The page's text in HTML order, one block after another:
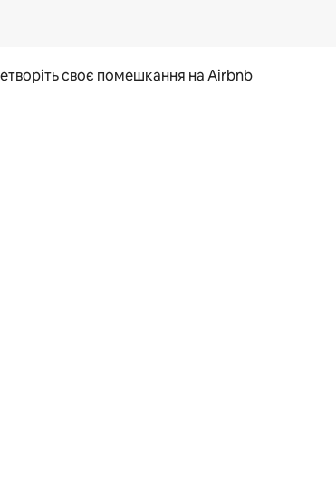
своє помешкання на Airbnb